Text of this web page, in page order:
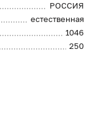
РОССИЯ
естественная
1046
250